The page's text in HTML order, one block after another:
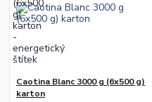
Caotina Blanc 3000 g (6x500 g)
karton